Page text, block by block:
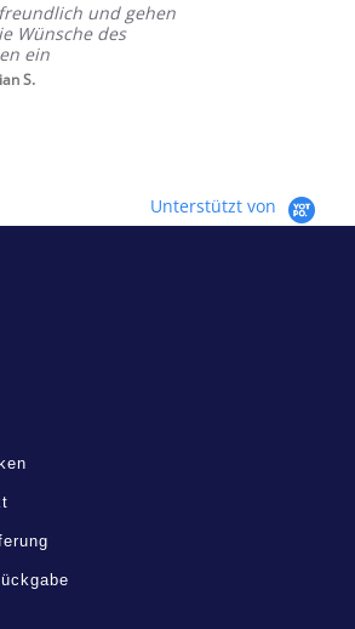
und gehen
Wünsche des
ein
S.
Unterstützt von